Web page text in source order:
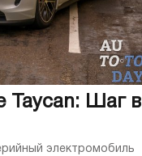
Taycan: Шаг в
электромобиль